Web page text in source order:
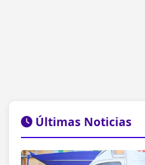
Últimas Noticias